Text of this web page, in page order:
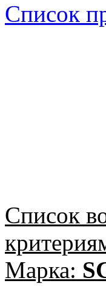
Список
Список
Марка: